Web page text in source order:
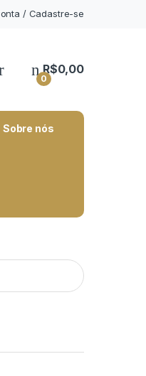
/ Cadastre-se
My Account
0
R$0,00
Sobre nós